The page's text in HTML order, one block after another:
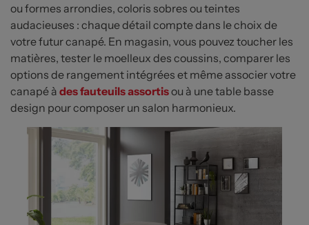
ou formes arrondies, coloris sobres ou teintes
audacieuses : chaque détail compte dans le choix de
votre futur canapé. En magasin, vous pouvez toucher les
matières, tester le moelleux des coussins, comparer les
options de rangement intégrées et même associer votre
canapé à des fauteuils assortisou à une table basse
design pour composer un salon harmonieux.